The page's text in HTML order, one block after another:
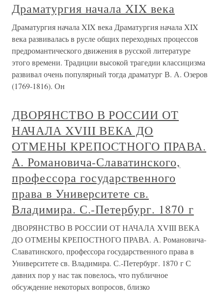
Драматургия начала XIX века
Драматургия начала XIX века Драматургия начала XIX
века развивалась в русле общих переходных процессов
предромантического движения в русской литературе
этого времени. Традиции высокой трагедии классицизма
развивал очень популярный тогда драматург В. А. Озеров
(1769-1816). Он
ДВОРЯНСТВО В РОССИИ ОТ
НАЧАЛА XVIII ВЕКА ДО
ОТМЕНЫ КРЕПОСТНОГО ПРАВА.
А. Романовича-Славатинского,
профессора государственного
права в Университете св.
Владимира. С.-Петербург. 1870 г
ДВОРЯНСТВО В РОССИИ ОТ НАЧАЛА XVIII ВЕКА
ДО ОТМЕНЫ КРЕПОСТНОГО ПРАВА. А. Романовича-
Славатинского, профессора государственного права в
Университете св. Владимира. С.-Петербург. 1870 г С
давних пор у нас так повелось, что публичное
обсуждение некоторых вопросов, близко